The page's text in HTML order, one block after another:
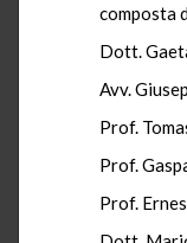
composta
Dott.
Avv.
Prof.
Prof.
Prof.